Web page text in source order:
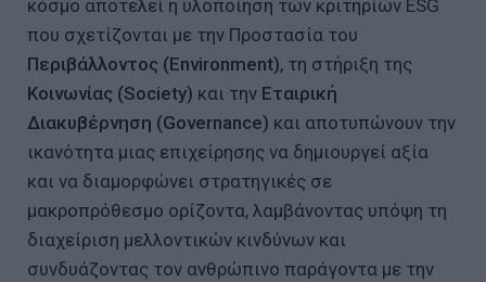
κόσμο αποτελεί η υλοποίηση των κριτηρίων ESG
που σχετίζονται με την Προστασία του
Περιβάλλοντος (Environment), τη στήριξη της
Κοινωνίας (Society) και την Εταιρική
Διακυβέρνηση (Governance) και αποτυπώνουν την
ικανότητα μιας επιχείρησης να δημιουργεί αξία
και να διαμορφώνει στρατηγικές σε
μακροπρόθεσμο ορίζοντα, λαμβάνοντας υπόψη τη
διαχείριση μελλοντικών κινδύνων και
συνδυάζοντας τον ανθρώπινο παράγοντα με την